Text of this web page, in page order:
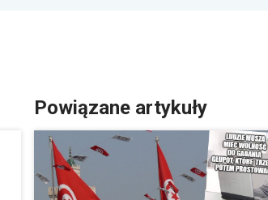
Powiązane artykuły